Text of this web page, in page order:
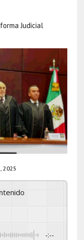
Judicial
2025
-:--